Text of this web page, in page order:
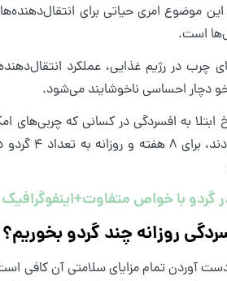
این موضوع امری حیاتی برای
است.
چرب در رژیم غذایی، عملکرد
دچار احساسی ناخوشایند می‌شود.
مردانی
گردو با خواص
روزانه چند گردو بخوریم؟
برای به دست آوردن تمام مزایای سلامتی